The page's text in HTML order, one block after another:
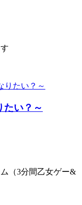
たい？～
（3分間乙女ゲー&